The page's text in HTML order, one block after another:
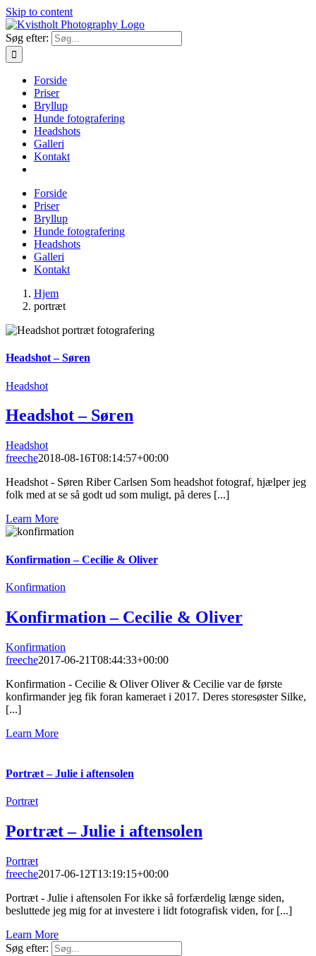
Skip to content
Søg efter:
Forside
Priser
Bryllup
Hunde fotografering
Headshots
Galleri
Kontakt
Forside
Priser
Bryllup
Hunde fotografering
Headshots
Galleri
Kontakt
Hjem
portræt
Headshot – Søren
Headshot
Headshot – Søren
Headshot
freeche2018-08-16T08:14:57+00:00
Headshot - Søren Riber Carlsen Som headshot fotograf, hjælper jeg
folk med at se så godt ud som muligt, på deres [...]
Learn More
Konfirmation – Cecilie & Oliver
Konfirmation
Konfirmation – Cecilie & Oliver
Konfirmation
freeche2017-06-21T08:44:33+00:00
Konfirmation - Cecilie & Oliver Oliver & Cecilie var de første
konfirmander jeg fik foran kameraet i 2017. Deres storesøster Silke,
[...]
Learn More
Portræt – Julie i aftensolen
Portræt
Portræt – Julie i aftensolen
Portræt
freeche2017-06-12T13:19:15+00:00
Portræt - Julie i aftensolen For ikke så forfærdelig længe siden,
besluttede jeg mig for at investere i lidt fotografisk viden, for [...]
Learn More
Søg efter: